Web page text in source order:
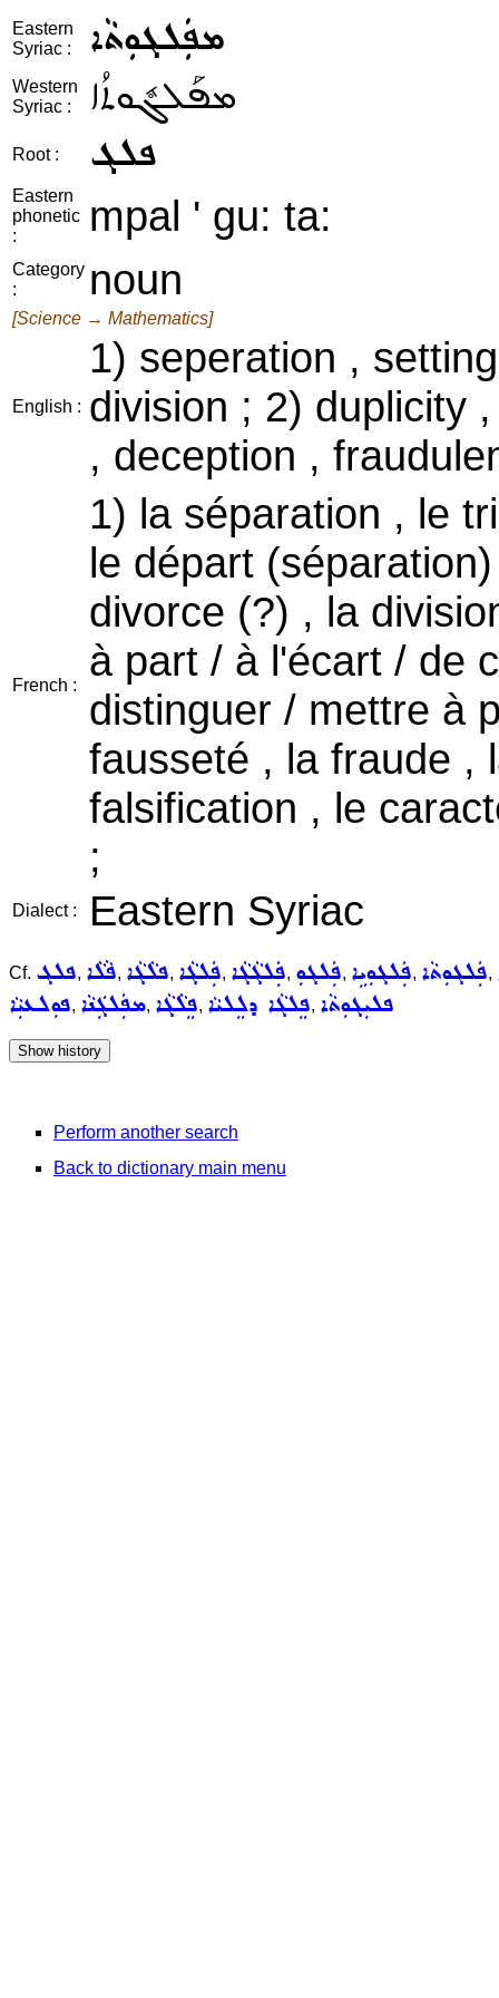
Eastern
Syriac :
ܡܦܲܠܓܘܼܬܵܐ
Western
Syriac :
ܡܦܰܠܓܽܘܬܳܐ
Root : ܦܠܓ
Eastern
phonetic
:
mpal ' gu: ta:
Category
:
noun
[Science → Mathematics]
English :
1) seperation ,
division ; 2) duplicity
, deception ,
French :
1) la séparation , le
le départ
divorce (?) , la
à part / à l'écart / de
distinguer / mettre à
fausseté , la fraude ,
falsification , le
;
Dialect : Eastern Syriac
Cf. ܦܠܓ, ܦܵܠܵܐ, ܦܠܵܓܵܐ, ܦܲܠܓܵܐ, ܦܲܠܓܵܓܵܐ, ܦܲܠܓܘܼ, ܦܲܠܓܘܼܝܹܐ, ܦܲܠܓܘܼܬܵܐ,
ܦܘܼܠܥܝܼܵܐ, ܡܦܲܠܓܲܢܵܐ, ܦܸܠܵܓܵܐ, ܦܸܠܓܵܐ ܕܠܸܠܝܵܐ, ܦܠܝܼܓܘܼܬܵܐ
Perform another search
Back to dictionary main menu